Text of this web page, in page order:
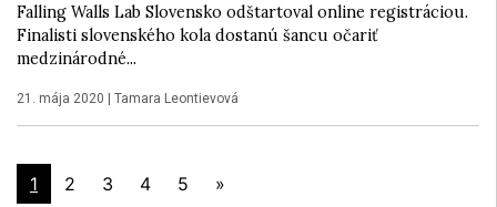
Falling Walls Lab Slovensko odštartoval online registráciou.
Finalisti slovenského kola dostanú šancu očariť
medzinárodné...
21. mája 2020 | Tamara Leontievová
1 2 3 4 5 »